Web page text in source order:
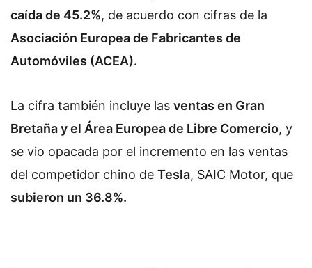
caída de 45.2%, de acuerdo con cifras de la
Asociación Europea de Fabricantes de
Automóviles (ACEA).
La cifra también incluye las ventas en Gran
Bretaña y el Área Europea de Libre Comercio, y
se vio opacada por el incremento en las ventas
del competidor chino de Tesla, SAIC Motor, que
subieron un 36.8%.